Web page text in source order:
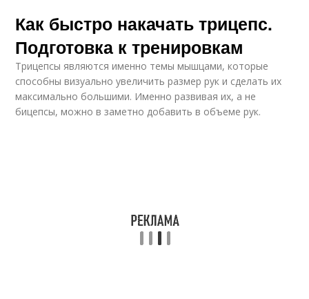
Как быстро накачать трицепс.
Подготовка к тренировкам
Трицепсы являются именно темы мышцами, которые
способны визуально увеличить размер рук и сделать их
максимально большими. Именно развивая их, а не
бицепсы, можно в заметно добавить в объеме рук.